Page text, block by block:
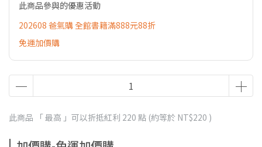
此商品參與的優惠活動
202608 爸氣購 全館書籍滿888元88折
免運加價購
此商品 「 最高 」可以折抵紅利 220 點 (約等於 NT$220 )